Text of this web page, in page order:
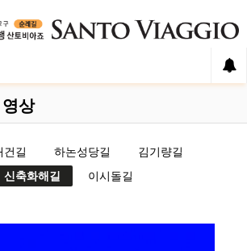
상
건길 하논성당길
김기량길
신축화해길 이시돌길